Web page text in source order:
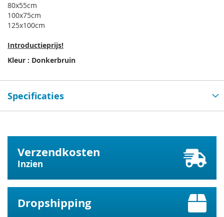
80x55cm
100x75cm
125x100cm
Introductieprijs!
Kleur : Donkerbruin
Specificaties
Verzendkosten
Inzien
Dropshipping